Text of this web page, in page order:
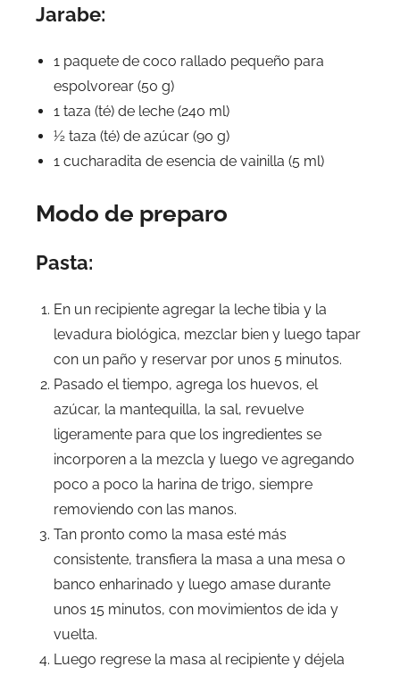
Jarabe:
1 paquete de coco rallado pequeño para
espolvorear (50 g)
1 taza (té) de leche (240 ml)
½ taza (té) de azúcar (90 g)
1 cucharadita de esencia de vainilla (5 ml)
Modo de preparo
Pasta:
En un recipiente agregar la leche tibia y la
levadura biológica, mezclar bien y luego tapar
con un paño y reservar por unos 5 minutos.
Pasado el tiempo, agrega los huevos, el
azúcar, la mantequilla, la sal, revuelve
ligeramente para que los ingredientes se
incorporen a la mezcla y luego ve agregando
poco a poco la harina de trigo, siempre
removiendo con las manos.
Tan pronto como la masa esté más
consistente, transfiera la masa a una mesa o
banco enharinado y luego amase durante
unos 15 minutos, con movimientos de ida y
vuelta.
Luego regrese la masa al recipiente y déjela